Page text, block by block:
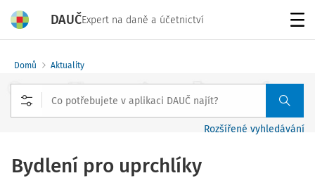
DAUČExpert na daně a účetnictví
Domů Aktuality
Rozšířené vyhledávání
Bydlení pro uprchlíky